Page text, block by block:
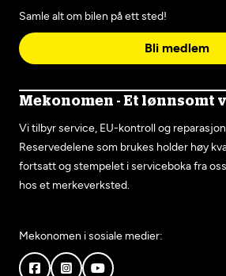
Samle alt om bilen på ett sted!
Bli medlem
Mekonomen - Et lønnsomt
Vi tilbyr service, EU-kontroll og
Reservedelene som brukes holder høy
fortsatt og stempelet i serviceboka fra
hos et merkeverksted.
Mekonomen i sosiale medier: